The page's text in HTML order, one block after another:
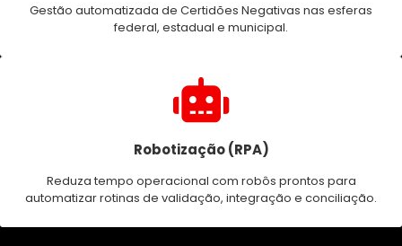
Gestão automatizada de Certidões Negativas nas esferas
federal, estadual e municipal.
Robotização (RPA)
Reduza tempo operacional com robôs prontos para
automatizar rotinas de validação, integração e conciliação.